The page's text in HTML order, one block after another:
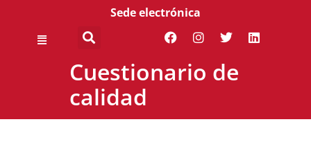
Sede electrónica
Cuestionario de
calidad